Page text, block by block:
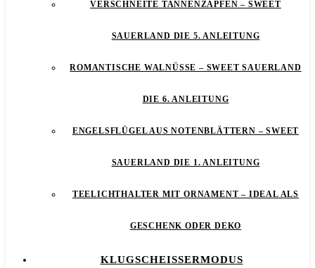
VERSCHNEITE TANNENZAPFEN – SWEET
SAUERLAND DIE 5. ANLEITUNG
ROMANTISCHE WALNÜSSE – SWEET SAUERLAND
DIE 6. ANLEITUNG
ENGELSFLÜGEL AUS NOTENBLÄTTERN – SWEET
SAUERLAND DIE 1. ANLEITUNG
TEELICHTHALTER MIT ORNAMENT – IDEAL ALS
GESCHENK ODER DEKO
KLUGSCHEISSERMODUS